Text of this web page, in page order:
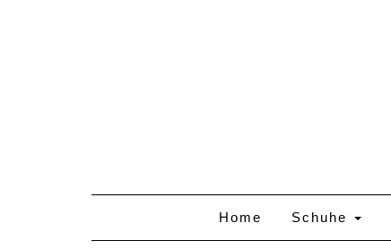
Home Schuhe